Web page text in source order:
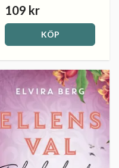
109 kr
KÖP